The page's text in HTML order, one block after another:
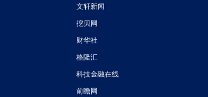
文轩新闻
挖贝网
财华社
格隆汇
科技金融在线
前瞻网